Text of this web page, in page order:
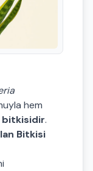
hem
bitkisidir.
Bitkisi